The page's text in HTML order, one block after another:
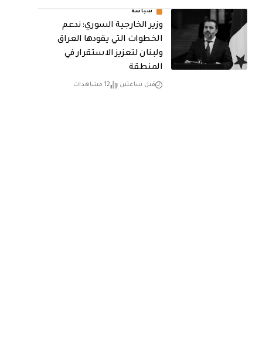
سياسة
وزير الخارجية السوري: ندعم
الخطوات التي يقودها العراق
ولبنان لتعزيز الاستقرار في
المنطقة
قبل ساعتين 12 مشاهدات